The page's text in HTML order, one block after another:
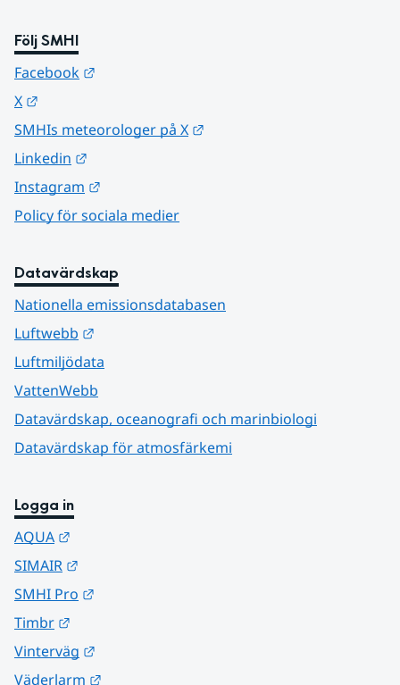
Följ SMHI
Facebook
X
SMHIs meteorologer på X
Linkedin
Instagram
Policy för sociala medier
Datavärdskap
Nationella emissionsdatabasen
Luftwebb
Luftmiljödata
VattenWebb
Datavärdskap, oceanografi och marinbiologi
Datavärdskap för atmosfärkemi
Logga in
AQUA
SIMAIR
SMHI Pro
Timbr
Vinterväg
Väderlarm